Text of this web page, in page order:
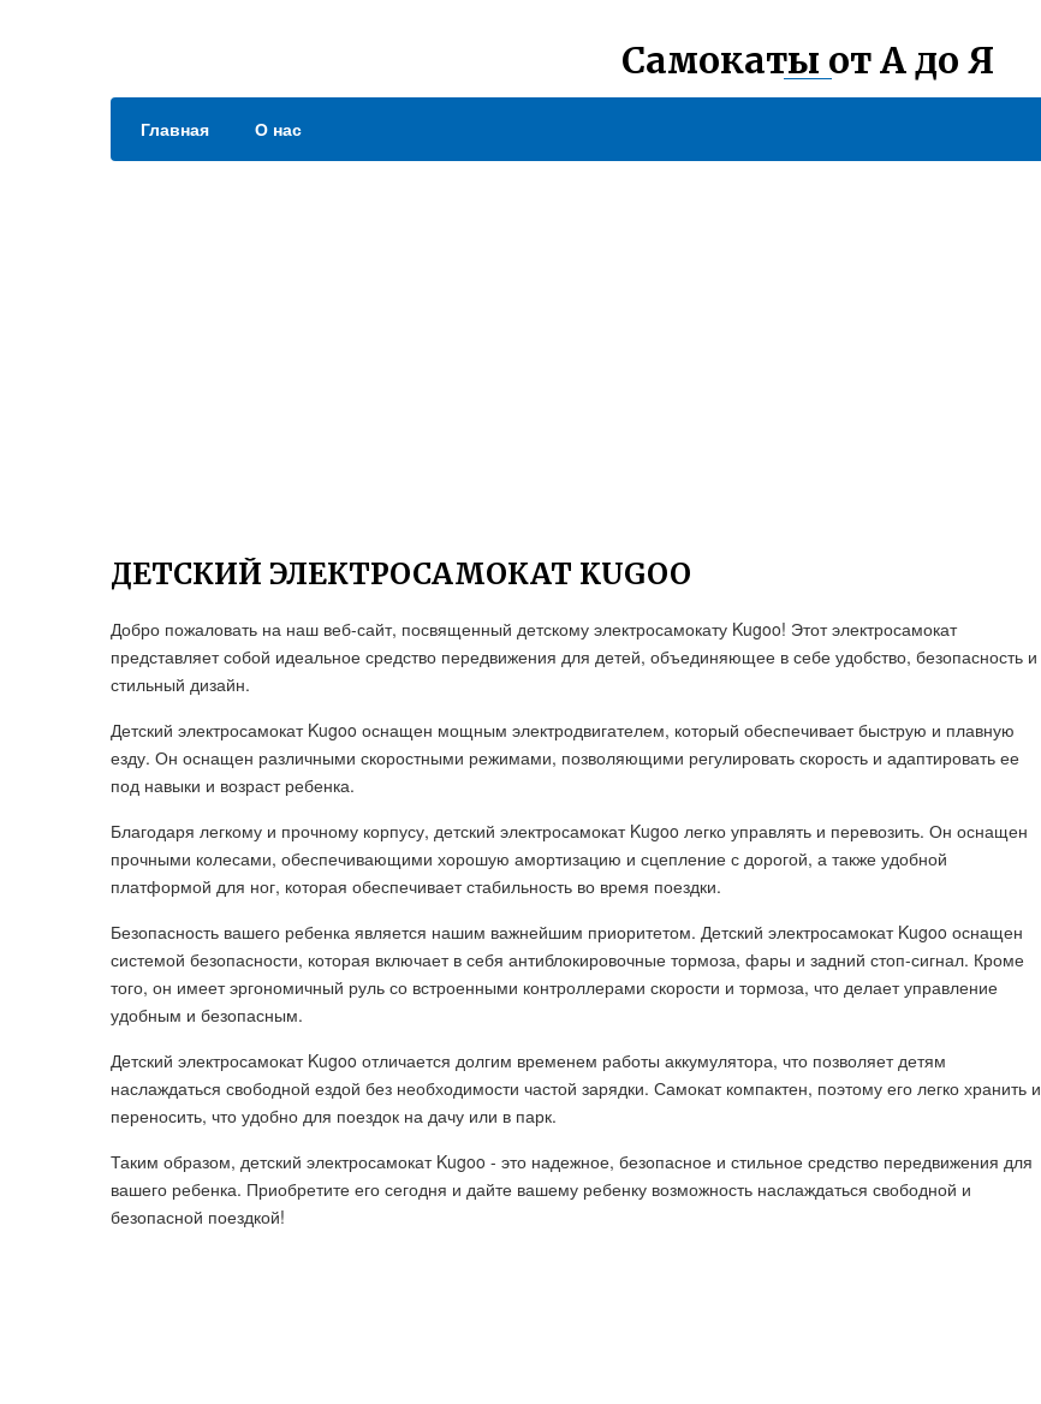
Самокаты от А до Я
Главная О нас
ДЕТСКИЙ ЭЛЕКТРОСАМОКАТ KUGOO
Добро пожаловать на наш веб-сайт, посвященный детскому электросамокату Kugoo! Этот электросамокат
представляет собой идеальное средство передвижения для детей, объединяющее в себе удобство, безопасность и
стильный дизайн.
Детский электросамокат Kugoo оснащен мощным электродвигателем, который обеспечивает быструю и плавную
езду. Он оснащен различными скоростными режимами, позволяющими регулировать скорость и адаптировать ее
под навыки и возраст ребенка.
Благодаря легкому и прочному корпусу, детский электросамокат Kugoo легко управлять и перевозить. Он оснащен
прочными колесами, обеспечивающими хорошую амортизацию и сцепление с дорогой, а также удобной
платформой для ног, которая обеспечивает стабильность во время поездки.
Безопасность вашего ребенка является нашим важнейшим приоритетом. Детский электросамокат Kugoo оснащен
системой безопасности, которая включает в себя антиблокировочные тормоза, фары и задний стоп-сигнал. Кроме
того, он имеет эргономичный руль со встроенными контроллерами скорости и тормоза, что делает управление
удобным и безопасным.
Детский электросамокат Kugoo отличается долгим временем работы аккумулятора, что позволяет детям
наслаждаться свободной ездой без необходимости частой зарядки. Самокат компактен, поэтому его легко хранить и
переносить, что удобно для поездок на дачу или в парк.
Таким образом, детский электросамокат Kugoo - это надежное, безопасное и стильное средство передвижения для
вашего ребенка. Приобретите его сегодня и дайте вашему ребенку возможность наслаждаться свободной и
безопасной поездкой!